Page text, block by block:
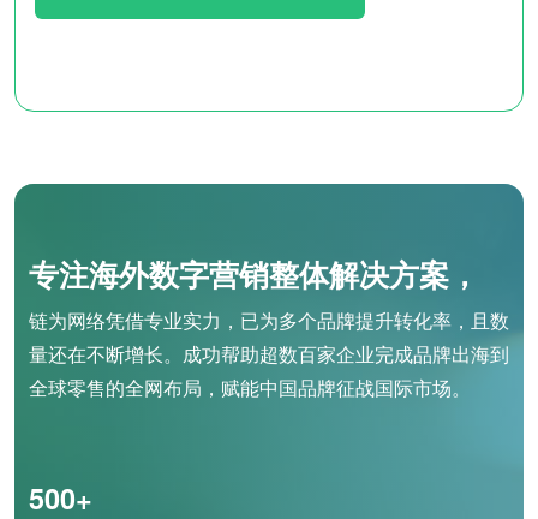
专注海外数字营销整体解决方案，
链为网络凭借专业实力，已为多个品牌提升转化率，且数
量还在不断增长。成功帮助超数百家企业完成品牌出海到
全球零售的全网布局，赋能中国品牌征战国际市场。
500+